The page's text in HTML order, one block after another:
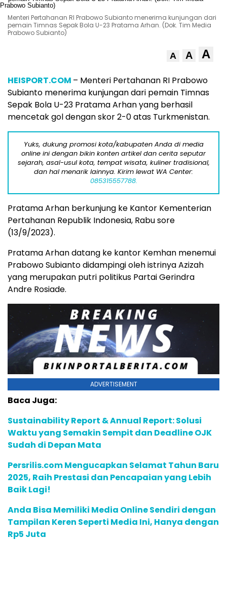
Menteri Pertahanan RI Prabowo Subianto menerima kunjungan dari
pemain Timnas Sepak Bola U-23 Pratama Arhan. (Dok. Tim Media
Prabowo Subianto)
A A A
HEISPORT.COM – Menteri Pertahanan RI Prabowo
Subianto menerima kunjungan dari pemain Timnas
Sepak Bola U-23 Pratama Arhan yang berhasil
mencetak gol dengan skor 2-0 atas Turkmenistan.
Yuks, dukung promosi kota/kabupaten Anda di media
online ini dengan bikin konten artikel dan cerita seputar
sejarah, asal-usul kota, tempat wisata, kuliner tradisional,
dan hal menarik lainnya. Kirim lewat WA Center:
085315557788.
Pratama Arhan berkunjung ke Kantor Kementerian
Pertahanan Republik Indonesia, Rabu sore
(13/9/2023).
Pratama Arhan datang ke kantor Kemhan menemui
Prabowo Subianto didampingi oleh istrinya Azizah
yang merupakan putri politikus Partai Gerindra
Andre Rosiade.
ADVERTISEMENT
Baca Juga:
Sustainability Report & Annual Report: Solusi
Waktu yang Semakin Sempit dan Deadline OJK
Sudah di Depan Mata
Persrilis.com Mengucapkan Selamat Tahun Baru
2025, Raih Prestasi dan Pencapaian yang Lebih
Baik Lagi!
Anda Bisa Memiliki Media Online Sendiri dengan
Tampilan Keren Seperti Media Ini, Hanya dengan
Rp5 Juta